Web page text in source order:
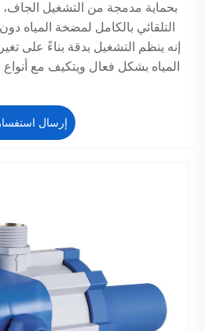
بحماية مدمجة من التشغيل الجاف،
التلقائي بالكامل لمضخة المياه
إنه ينظم التشغيل بدقة بناءً على
المياه بشكل فعال ويتكيف مع
إرسال